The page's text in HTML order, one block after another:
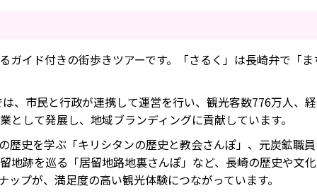
ガイド付きの街歩きツアーです。「さるく」は長崎弁で「
、市民と行政が連携して運営を行い、観光客数776万人、
して発展し、地域ブランディングに貢献しています。
歴史を学ぶ「キリシタンの歴史と教会さんぽ」、元炭鉱職
地跡を巡る「居留地路地裏さんぽ」など、長崎の歴史や文
プが、満足度の高い観光体験につながっています。